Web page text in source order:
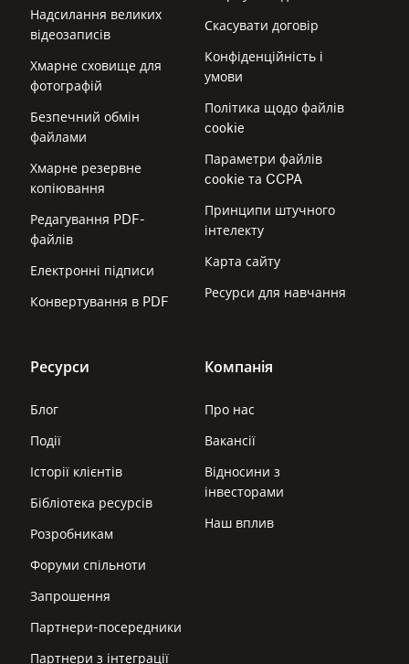
Надсилання великих
відеозаписів
Хмарне сховище для
фотографій
Безпечний обмін
файлами
Хмарне резервне
копіювання
Редагування PDF-
файлів
Електронні підписи
Конвертування в PDF
Скасувати договір
Конфіденційність і
умови
Політика щодо файлів
cookie
Параметри файлів
cookie та CCPA
Принципи штучного
інтелекту
Карта сайту
Ресурси для навчання
Ресурси
Блог
Події
Історії клієнтів
Бібліотека ресурсів
Розробникам
Форуми спільноти
Запрошення
Партнери-посередники
Партнери з інтеграції
Компанія
Про нас
Вакансії
Відносини з
інвесторами
Наш вплив